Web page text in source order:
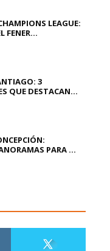
LEAGUE:
FENER...
3
QUE DESTACAN...
PARA ...